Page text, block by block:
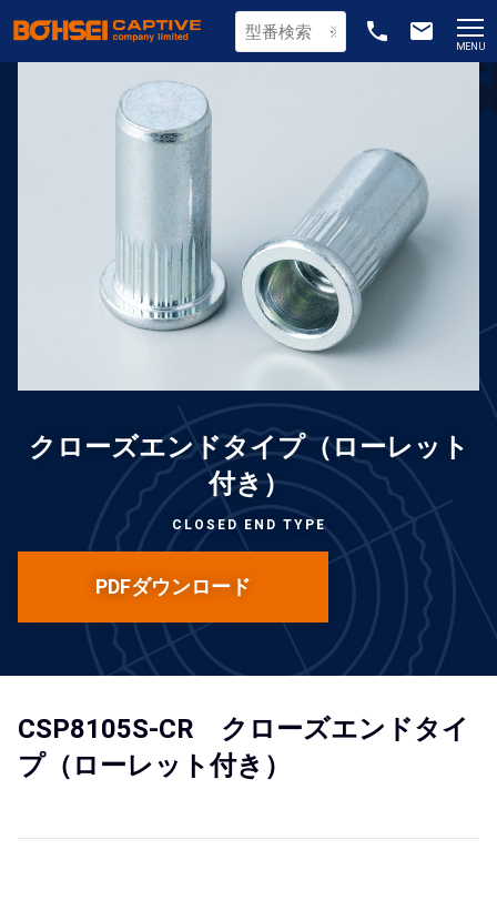
phone email
MENU
クローズエンドタイプ（ローレット
付き）
CLOSED END TYPE
PDFダウンロード
CSP8105S-CR クローズエンドタイ
プ（ローレット付き）